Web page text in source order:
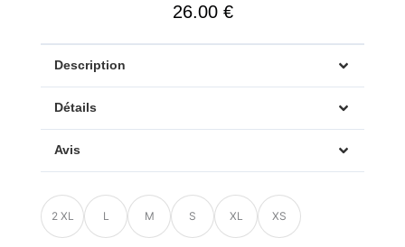
26.00 €
Description
Détails
Avis
2 XL L M S XL XS
quantité
de
DimsDraw